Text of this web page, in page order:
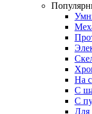
На
С
С
Для